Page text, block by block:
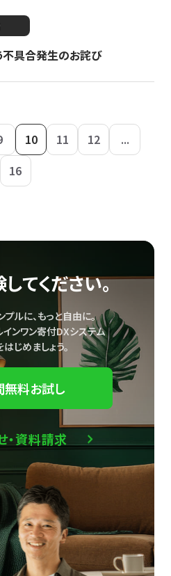
不具合発生のお詫び
10 11 12
...
16
てください。
ルに、もっと自由に。
ンワン寄付DXシステム
じめましょう。
無料お試し
・資料請求